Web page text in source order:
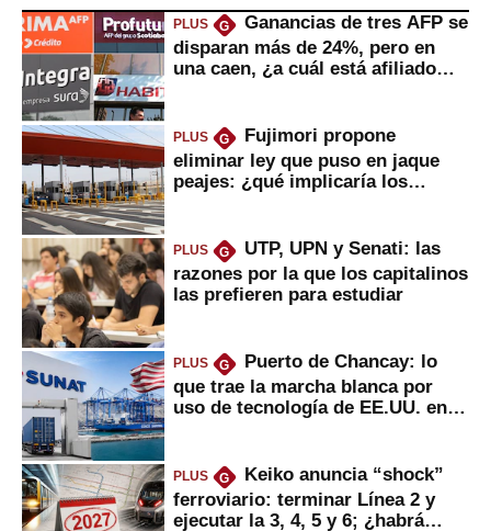
PLUS G
Ganancias de tres AFP se
disparan más de 24%, pero en
una caen, ¿a cuál está afiliado
PLUS G
Fujimori propone
eliminar ley que puso en jaque
peajes: ¿qué implicaría los
PLUS G
UTP, UPN y Senati: las
razones por la que los capitalinos
las prefieren para estudiar
PLUS G
Puerto de Chancay: lo
que trae la marcha blanca por
uso de tecnología de EE.UU. en
PLUS G
Keiko anuncia “shock”
ferroviario: terminar Línea 2 y
ejecutar la 3, 4, 5 y 6; ¿habrá